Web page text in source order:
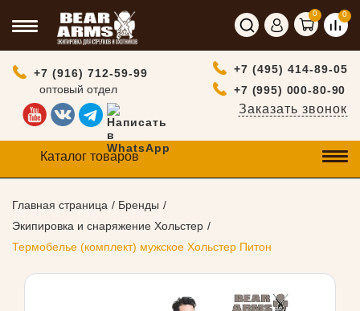
0 0
+7 (916) 712-59-99
оптовый отдел
+7 (495) 414-89-05
+7 (995) 000-80-90
Заказать звонок
Каталог товаров
Главная страница
Бренды
Экипировка и снаряжение Хольстер
Термобелье (комплект) мужское Хольстер Питон